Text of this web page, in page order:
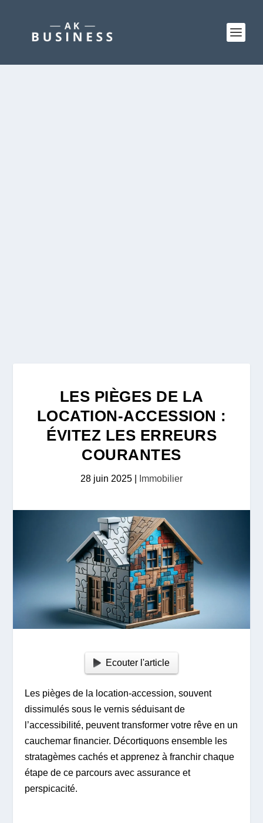
LES PIÈGES DE LA
LOCATION-ACCESSION :
ÉVITEZ LES ERREURS
COURANTES
28 juin 2025 Immobilier
Ecouter l'article
Les pièges de la location-accession, souvent
dissimulés sous le vernis séduisant de
l’accessibilité, peuvent transformer votre rêve en un
cauchemar financier. Décortiquons ensemble les
stratagèmes cachés et apprenez à franchir chaque
étape de ce parcours avec assurance et
perspicacité.